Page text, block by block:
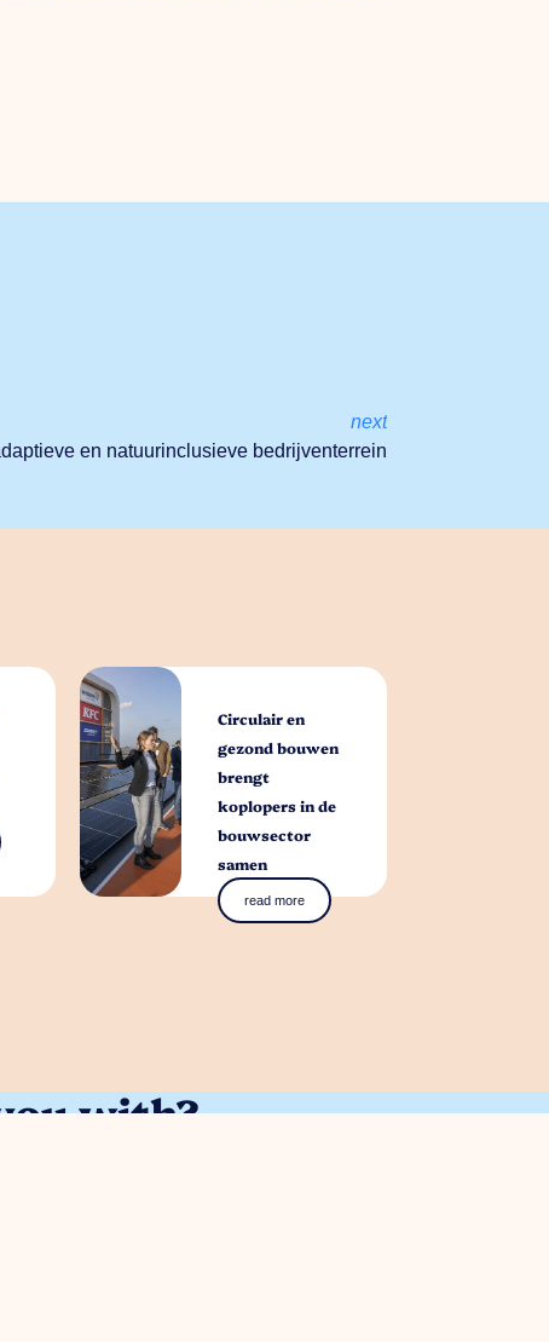
next
en natuurinclusieve bedrijventerrein
Circulair en
gezond bouwen
brengt
koplopers in de
bouwsector
samen
read more
with?